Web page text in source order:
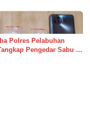
Polres Pelabuhan
Pengedar Sabu di